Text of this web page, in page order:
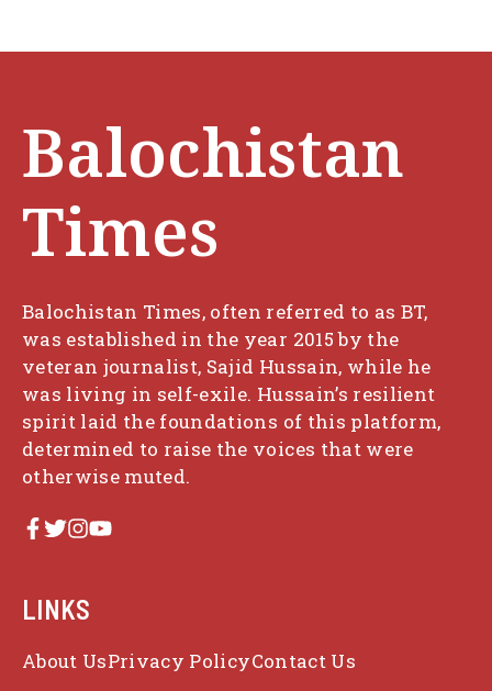
Balochistan
Times
Balochistan Times, often referred to as BT,
was established in the year 2015 by the
veteran journalist, Sajid Hussain, while he
was living in self-exile. Hussain’s resilient
spirit laid the foundations of this platform,
determined to raise the voices that were
otherwise muted.
LINKS
About UsPrivacy PolicyContact Us